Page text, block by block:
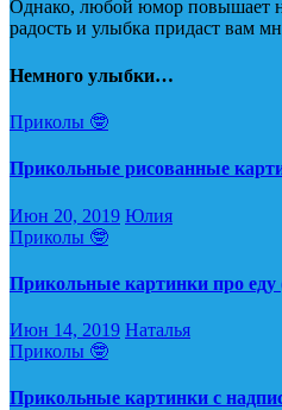
Однако, любой юмор повышает
радость и улыбка придаст вам
Немного улыбки…
Приколы 🤓
Прикольные рисованные
Июн 20, 2019 Юлия
Приколы 🤓
Прикольные картинки про еду
Июн 14, 2019 Наталья
Приколы 🤓
Прикольные картинки с